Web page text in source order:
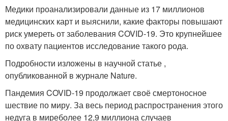
Медики проанализировали данные из 17 миллионов
медицинских карт и выяснили, какие факторы повышают
риск умереть от заболевания COVID-19. Это крупнейшее
по охвату пациентов исследование такого рода.
Подробности изложены в научной статье ,
опубликованной в журнале Nature.
Пандемия COVID-19 продолжает своё смертоносное
шествие по миру. За весь период распространения этого
недуга в миреболее 12,9 миллиона случаев